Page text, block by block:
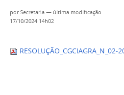
porSecretaria — última modificação
17/10/2024 14h02
RESOLUÇÃO_CGCIAGRA_N_02-